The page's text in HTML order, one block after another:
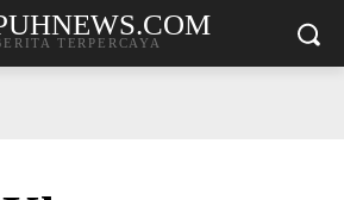
TERPERCAYA